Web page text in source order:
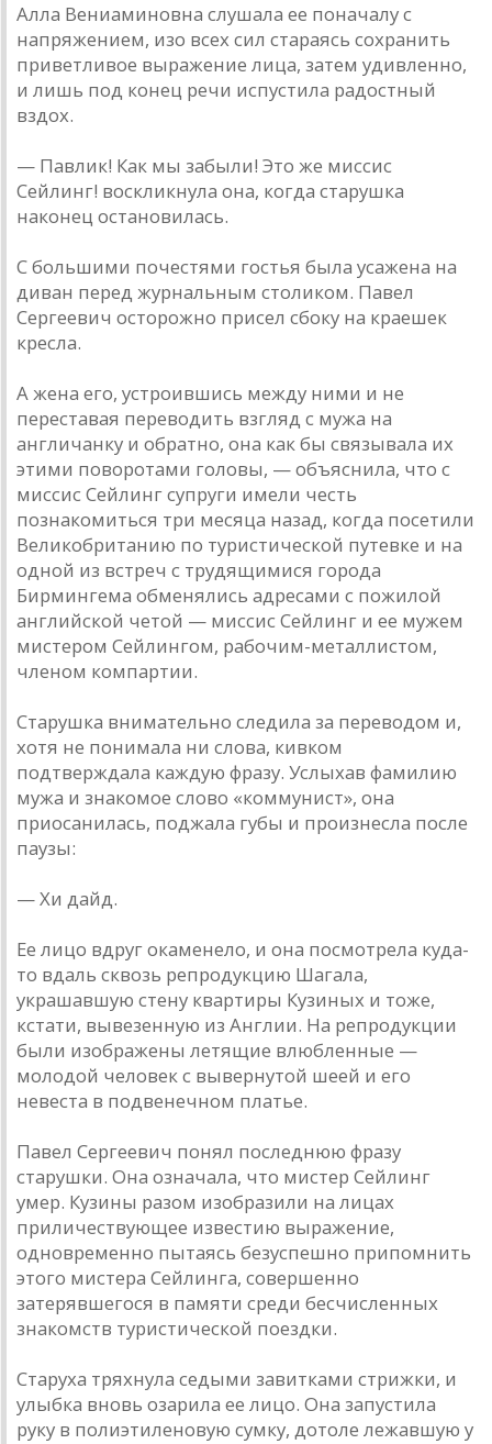
Алла Вениаминовна слушала ее поначалу с
напряжением, изо всех сил стараясь сохранить
приветливое выражение лица, затем удивленно,
и лишь под конец речи испустила радостный
вздох.
— Павлик! Как мы забыли! Это же миссис
Сейлинг! воскликнула она, когда старушка
наконец остановилась.
С большими почестями гостья была усажена на
диван перед журнальным столиком. Павел
Сергеевич осторожно присел сбоку на краешек
кресла.
А жена его, устроившись между ними и не
переставая переводить взгляд с мужа на
англичанку и обратно, она как бы связывала их
этими поворотами головы, — объяснила, что с
миссис Сейлинг супруги имели честь
познакомиться три месяца назад, когда посетили
Великобританию по туристической путевке и на
одной из встреч с трудящимися города
Бирмингема обменялись адресами с пожилой
английской четой — миссис Сейлинг и ее мужем
мистером Сейлингом, рабочим-металлистом,
членом компартии.
Старушка внимательно следила за переводом и,
хотя не понимала ни слова, кивком
подтверждала каждую фразу. Услыхав фамилию
мужа и знакомое слово «коммунист», она
приосанилась, поджала губы и произнесла после
паузы:
— Хи дайд.
Ее лицо вдруг окаменело, и она посмотрела куда-
то вдаль сквозь репродукцию Шагала,
украшавшую стену квартиры Кузиных и тоже,
кстати, вывезенную из Англии. На репродукции
были изображены летящие влюбленные —
молодой человек с вывернутой шеей и его
невеста в подвенечном платье.
Павел Сергеевич понял последнюю фразу
старушки. Она означала, что мистер Сейлинг
умер. Кузины разом изобразили на лицах
приличествующее известию выра­жение,
одновременно пытаясь безуспешно припомнить
этого мистера Сейлинга, совершенно
затерявшегося в памяти среди бесчисленных
знакомств туристической поездки.
Старуха тряхнула седыми завитками стрижки, и
улыбка вновь озарила ее лицо. Она запустила
руку в полиэтиленовую сумку, дотоле лежавшую у